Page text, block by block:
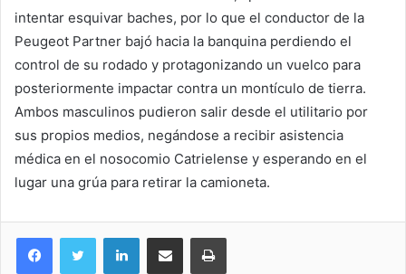
intentar esquivar baches, por lo que el conductor de la
Peugeot Partner bajó hacia la banquina perdiendo el
control de su rodado y protagonizando un vuelco para
posteriormente impactar contra un montículo de tierra.
Ambos masculinos pudieron salir desde el utilitario por
sus propios medios, negándose a recibir asistencia
médica en el nosocomio Catrielense y esperando en el
lugar una grúa para retirar la camioneta.
LinkedInCompartir por correo electrónicoImprimir